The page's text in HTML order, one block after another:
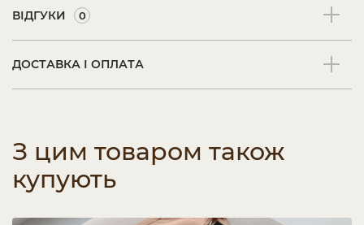
ВІДГУКИ 0
ДОСТАВКА І ОПЛАТА
З цим товаром також
купують